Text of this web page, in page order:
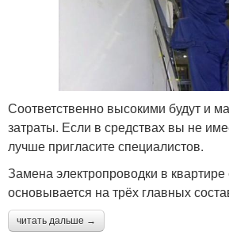
Соответственно высокими будут и
затраты. Если в средствах вы не
лучше пригласите специалистов.
Замена электропроводки в
основывается на трёх главных
читать дальше →